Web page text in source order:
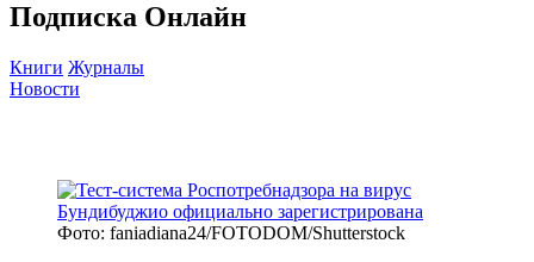
Подписка Онлайн
Книги Журналы
Новости
Фото: faniadiana24/FOTODOM/Shutterstock